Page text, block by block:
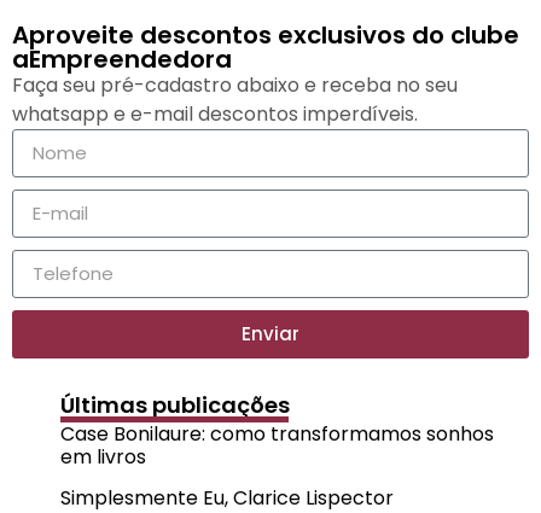
Aproveite descontos exclusivos do clube
aEmpreendedora
Faça seu pré-cadastro abaixo e receba no seu
whatsapp e e-mail descontos imperdíveis.
Enviar
Últimas publicações
Case Bonilaure: como transformamos sonhos
em livros
Simplesmente Eu, Clarice Lispector